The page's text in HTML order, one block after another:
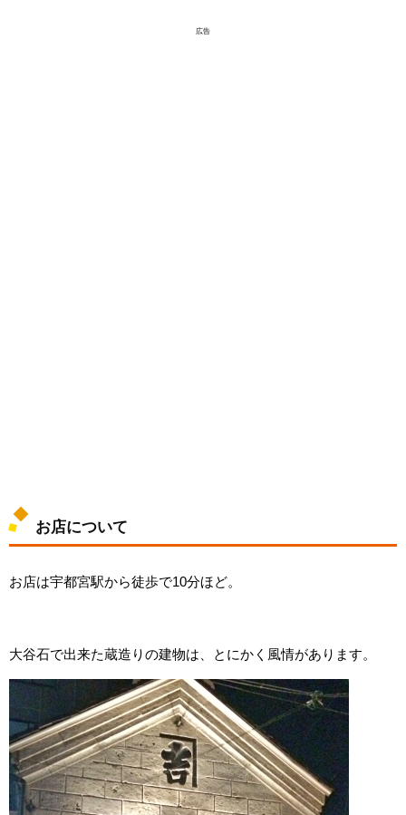
広告
お店について
お店は宇都宮駅から徒歩で10分ほど。
大谷石で出来た蔵造りの建物は、とにかく風情があります。